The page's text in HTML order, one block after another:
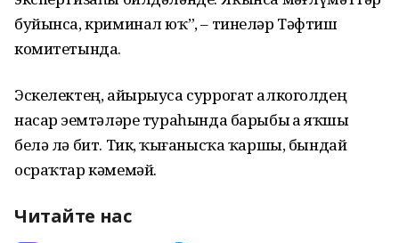
буйынса, криминал юҡ”, – тинеләр Тәфтиш
комитетында.
Эскелектең, айырыуса суррогат алкоголдең
насар эҙемтәләре тураһында барыбыҙ ҙа яҡшы
белә лә бит. Тик, ҡыҙғанысҡа ҡаршы, бындай
осраҡтар кәмемәй.
Читайте нас